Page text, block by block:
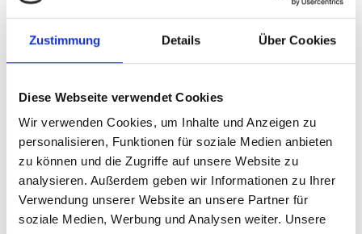
Zustimmung Details Über Cookies
Diese Webseite verwendet Cookies
Wir verwenden Cookies, um Inhalte und Anzeigen zu
personalisieren, Funktionen für soziale Medien anbieten
zu können und die Zugriffe auf unsere Website zu
analysieren. Außerdem geben wir Informationen zu Ihrer
Verwendung unserer Website an unsere Partner für
soziale Medien, Werbung und Analysen weiter. Unsere
Asio Otus Bianco, Vino
halbtrocken
Durchschnittliche Bewertung von
Inhalt: 0,75 Liter(9,67 € / 1 Liter)
inkl. MwSt.zzgl. Versandkosten
UVP
9,99 €
ab 7,25 €